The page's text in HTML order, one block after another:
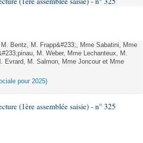
Bentz, M. Frapp&#233;, Mme Sabatini, Mme
M. Weber, Mme Lechanteux, M.
Evrard, M. Salmon, Mme Joncour et Mme
pour 2025)
(1ère assemblée saisie) - n° 325